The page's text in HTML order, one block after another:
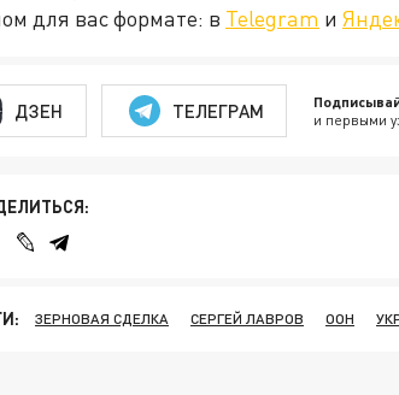
для вас формате: в Telegram и
ДЗЕН ТЕЛЕГРАМ и первыми
ЗЕРНОВАЯ СДЕЛКА СЕРГЕЙ ЛАВРОВ ООН